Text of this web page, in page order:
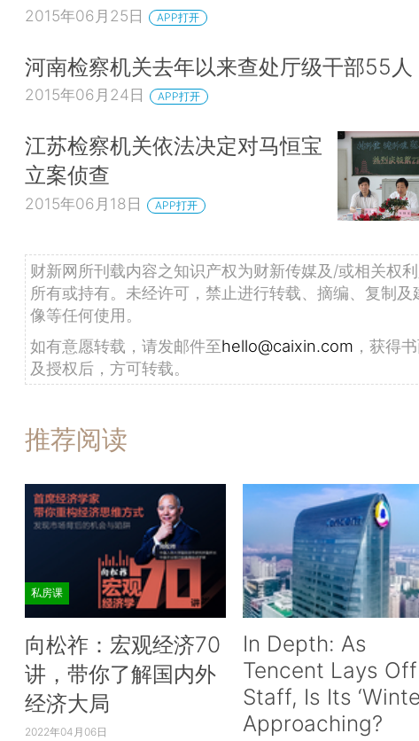
2015年06月25日 APP打开
河南检察机关去年以来查处厅级干部55人
2015年06月24日 APP打开
江苏检察机关依法决定对马恒宝
立案侦查
2015年06月18日 APP打开
财新网所刊载内容之知识产权为财新传媒及/或相关权
所有或持有。未经许可，禁止进行转载、摘编、复制及
像等任何使用。
如有意愿转载，请发邮件至hello@caixin.com ，获得
及授权后，方可转载。
推荐阅读
私房课
向松祚：宏观经济70
讲，带你了解国内外
经济大局
2022年04月06日
In Depth: As
Tencent Lays Off
Staff, Is Its
Approaching?